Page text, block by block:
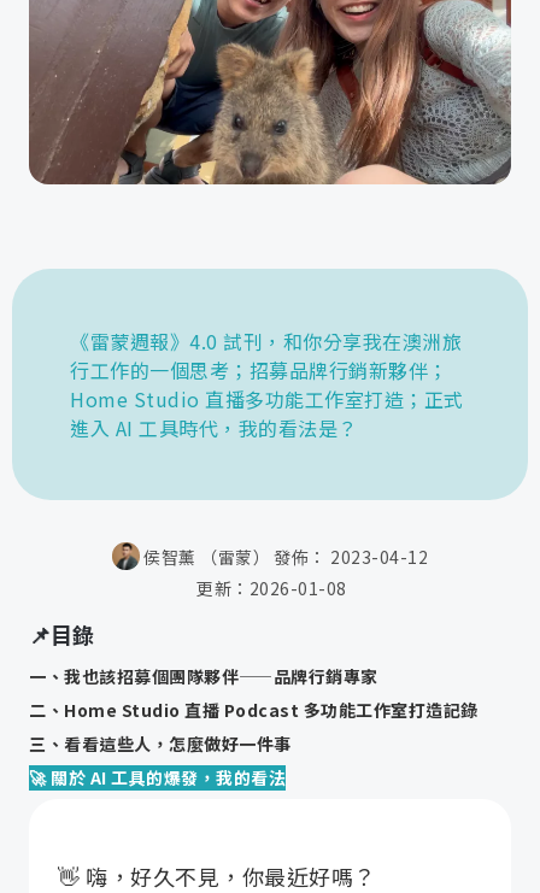
《雷蒙週報》4.0 試刊，和你分享我在澳洲旅
行工作的一個思考；招募品牌行銷新夥伴；
Home Studio 直播多功能工作室打造；正式
進入 AI 工具時代，我的看法是？
📌目錄
一、我也該招募個團隊夥伴——品牌行銷專家
二、Home Studio 直播 Podcast 多功能工作室打造記錄
三、看看這些人，怎麼做好一件事
🚀 關於 AI 工具的爆發，我的看法
侯智薰 （雷蒙） 發佈： 2023-04-12
更新： 2026-01-08
👋 嗨，好久不見，你最近好嗎？